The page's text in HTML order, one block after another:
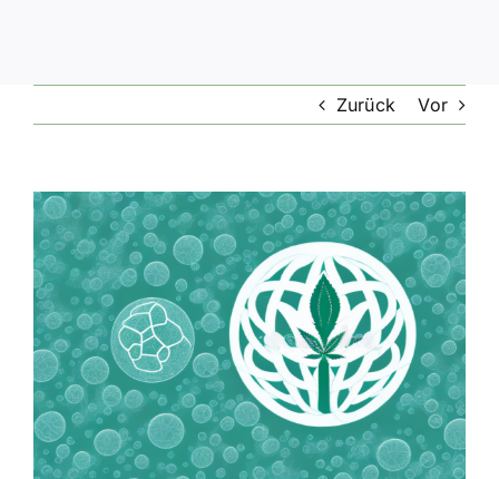
Zurück Vor
Zeige
grösseres
Bild